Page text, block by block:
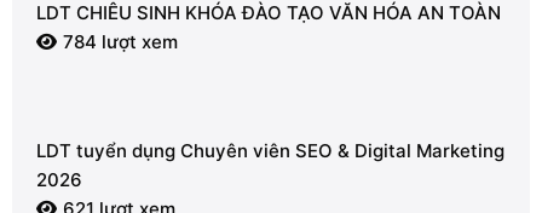
LDT CHIÊU SINH KHÓA ĐÀO TẠO VĂN HÓA AN TOÀN
784 lượt xem
LDT tuyển dụng Chuyên viên SEO & Digital Marketing
2026